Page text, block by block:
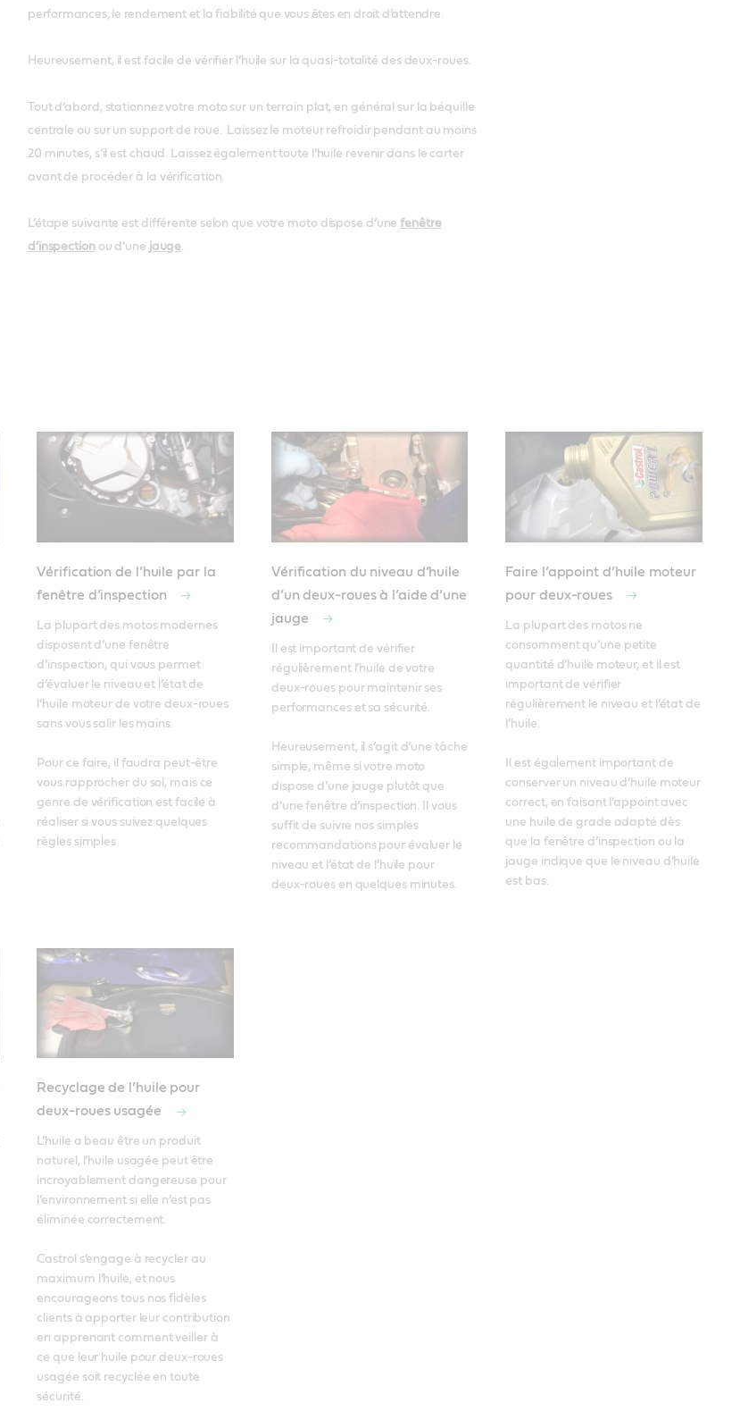
performances, le rendement et la fiabilité que vous êtes en droit d’attendre.
Heureusement, il est facile de vérifier l’huile sur la quasi-totalité des deux-roues.
Tout d’abord, stationnez votre moto sur un terrain plat, en général sur la béquille
centrale ou sur un support de roue. Laissez le moteur refroidir pendant au moins
20 minutes, s’il est chaud. Laissez également toute l’huile revenir dans le carter
avant de procéder à la vérification.
L’étape suivante est différente selon que votre moto dispose d’unefenêtre
d’inspectionou d’une jauge.
Vérification de l’huile par la
fenêtre d’inspection
La plupart des motos modernes
disposent d’une fenêtre
d’inspection, qui vous permet
d’évaluer le niveau et l’état de
l’huile moteur de votre deux-roues
sans vous salir les mains.
Pour ce faire, il faudra peut-être
vous rapprocher du sol, mais ce
genre de vérification est facile à
réaliser si vous suivez quelques
règles simples.
Vérification du niveau d’huile
d’un deux-roues à l’aide d’une
jauge
Il est important de vérifier
régulièrement l’huile de votre
deux-roues pour maintenir ses
performances et sa sécurité.
Heureusement, il s’agit d’une tâche
simple, même si votre moto
dispose d’une jauge plutôt que
d’une fenêtre d’inspection. Il vous
suffit de suivre nos simples
recommandations pour évaluer le
niveau et l’état de l’huile pour
deux-roues en quelques minutes.
Faire l’appoint d’huile moteur
pour deux-roues
La plupart des motos ne
consomment qu’une petite
quantité d’huile moteur, et il est
important de vérifier
régulièrement le niveau et l’état de
l’huile.
Il est également important de
conserver un niveau d’huile moteur
correct, en faisant l’appoint avec
une huile de grade adapté dès
que la fenêtre d’inspection ou la
jauge indique que le niveau d’huile
est bas.
Recyclage de l’huile pour
deux-roues usagée
L’huile a beau être un produit
naturel, l’huile usagée peut être
incroyablement dangereuse pour
l’environnement si elle n’est pas
éliminée correctement.
Castrol s’engage à recycler au
maximum l’huile, et nous
encourageons tous nos fidèles
clients à apporter leur contribution
en apprenant comment veiller à
ce que leur huile pour deux-roues
usagée soit recyclée en toute
sécurité.